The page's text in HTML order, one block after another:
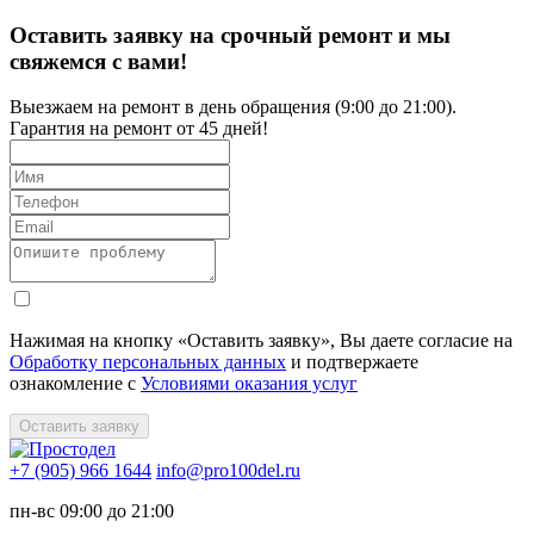
Оставить заявку на срочный ремонт и мы
свяжемся с вами!
Выезжаем на ремонт в день обращения (9:00 до 21:00).
Гарантия на ремонт от 45 дней!
Нажимая на кнопку «Оставить заявку», Вы даете согласие на
Обработку персональных данных и подтвержаете
ознакомление с Условиями оказания услуг
Оставить заявку
+7 (905) 966 1644 info@pro100del.ru
пн-вс 09:00 до 21:00